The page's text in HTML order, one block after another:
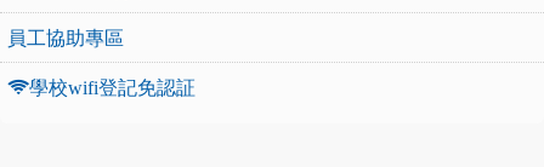
員工協助專區
學校wifi登記免認証